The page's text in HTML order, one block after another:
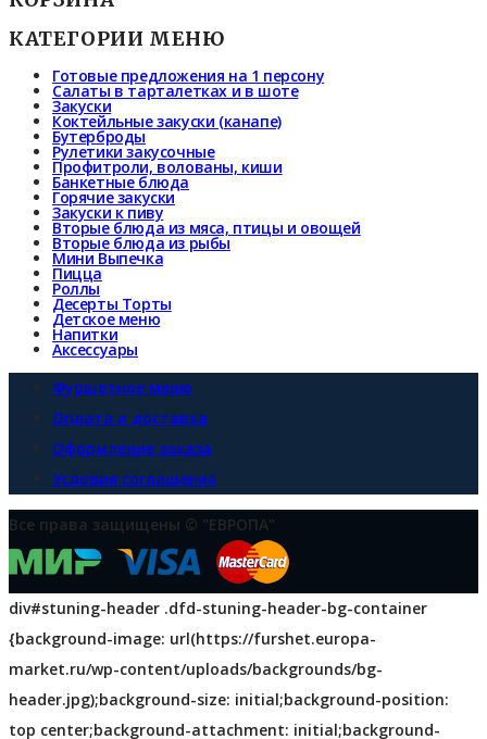
КАТЕГОРИИ МЕНЮ
Готовые предложения на 1 персону
Салаты в тарталетках и в шоте
Закуски
Коктейльные закуски (канапе)
Бутерброды
Рулетики закусочные
Профитроли, волованы, киши
Банкетные блюда
Горячие закуски
Закуски к пиву
Вторые блюда из мяса, птицы и овощей
Вторые блюда из рыбы
Мини Выпечка
Пицца
Роллы
Десерты Торты
Детское меню
Напитки
Аксессуары
Фуршетное меню
Оплата и доставка
Оформление заказа
Условия соглашения
Все права защищены © "ЕВРОПА"
div#stuning-header .dfd-stuning-header-bg-container
{background-image: url(https://furshet.europa-
market.ru/wp-content/uploads/backgrounds/bg-
header.jpg);background-size: initial;background-position:
top center;background-attachment: initial;background-